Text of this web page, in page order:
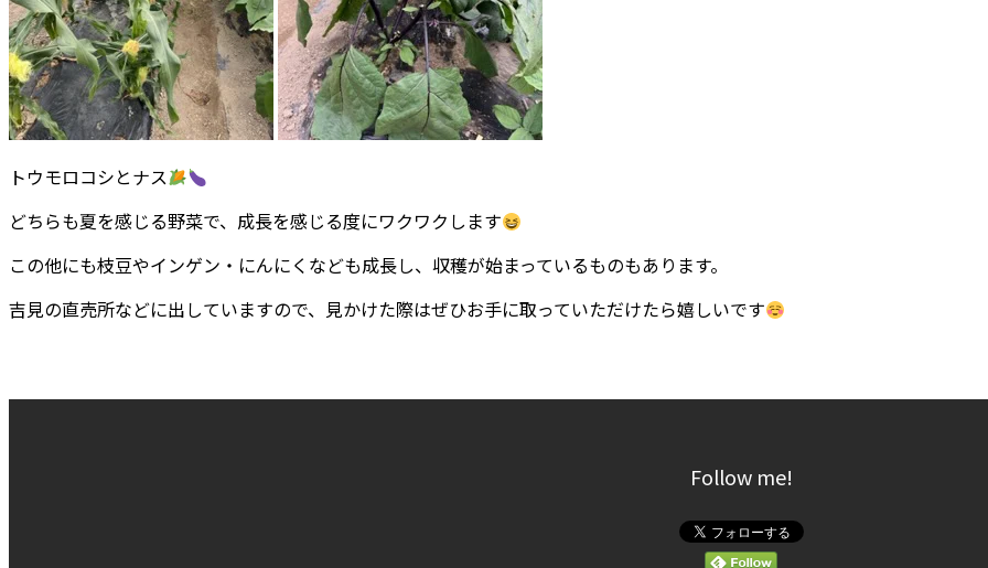
トウモロコシとナス
どちらも夏を感じる野菜で、成長を感じる度にワクワクします
この他にも枝豆やインゲン・にんにくなども成長し、収穫が始まっているものもあります。
吉見の直売所などに出していますので、見かけた際はぜひお手に取っていただけたら嬉しいです
Follow me!